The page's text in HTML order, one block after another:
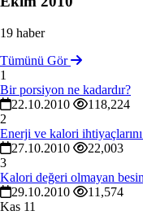
19 haber
Tümünü Gör
1
Bir porsiyon ne kadardır?
22.10.2010
118,224
2
Enerji ve kalori
27.10.2010
22,003
3
Kalori değeri olmayan
29.10.2010
11,574
Kas 11